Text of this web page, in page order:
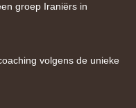
groep Iraniërs in
volgens de unieke